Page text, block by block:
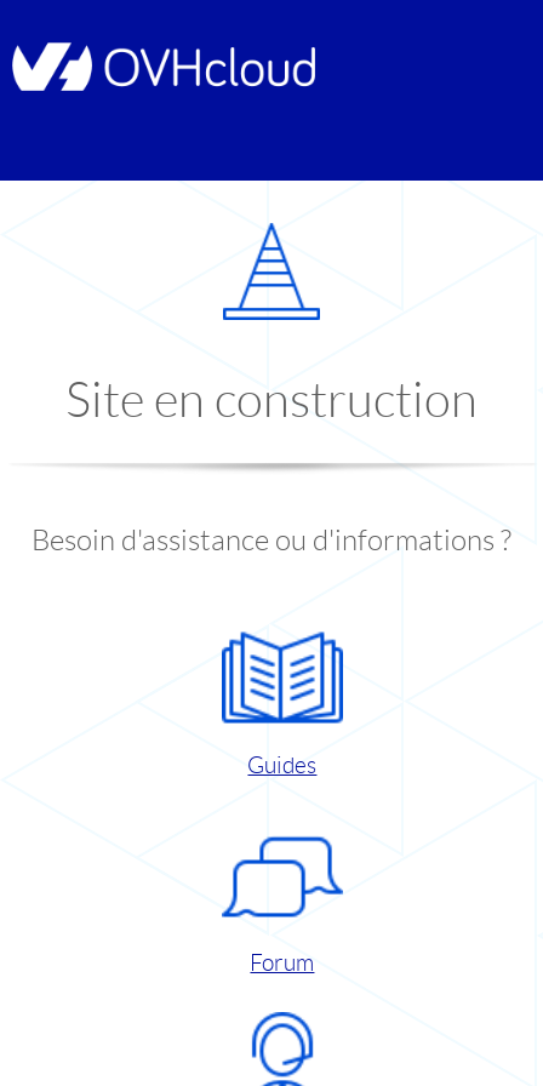
Site en construction
Besoin d'assistance ou d'informations ?
Guides
Forum